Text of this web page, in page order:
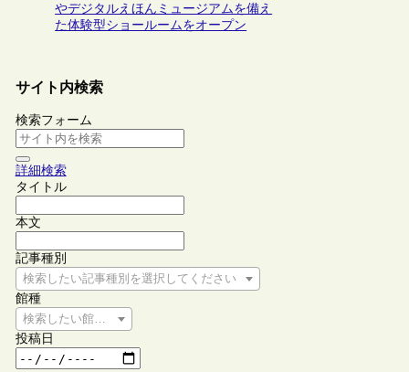
やデジタルえほんミュージアムを備え
た体験型ショールームをオープン
サイト内検索
検索フォーム
詳細検索
タイトル
本文
記事種別
検索したい記事種別を選択してください
館種
検索したい館種を選択してください
投稿日